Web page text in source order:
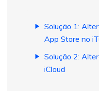
Solução 1:
App Store no
Solução 2:
iCloud